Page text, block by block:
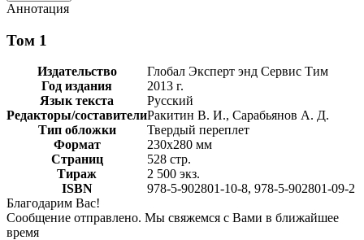
Аннотация
Том 1
Издательство
Глобал Эксперт энд Сервис Тим
Год издания
2013 г.
Язык текста
Русский
Редакторы/составителиРакитин В. И., Сарабьянов А. Д.
Тип обложки
Твердый переплет
Формат
230х280 мм
Страниц
528 стр.
Тираж
2 500 экз.
ISBN
978-5-902801-10-8, 978-5-902801-09-2
Благодарим Вас!
Сообщение отправлено. Мы свяжемся с Вами в ближайшее
время